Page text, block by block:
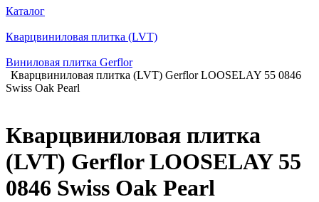
Каталог
Кварцвиниловая плитка (LVT)
Виниловая плитка Gerflor
Кварцвиниловая плитка (LVT) Gerflor LOOSELAY 55 0846
Swiss Oak Pearl
Кварцвиниловая плитка
(LVT) Gerflor LOOSELAY 55
0846 Swiss Oak Pearl